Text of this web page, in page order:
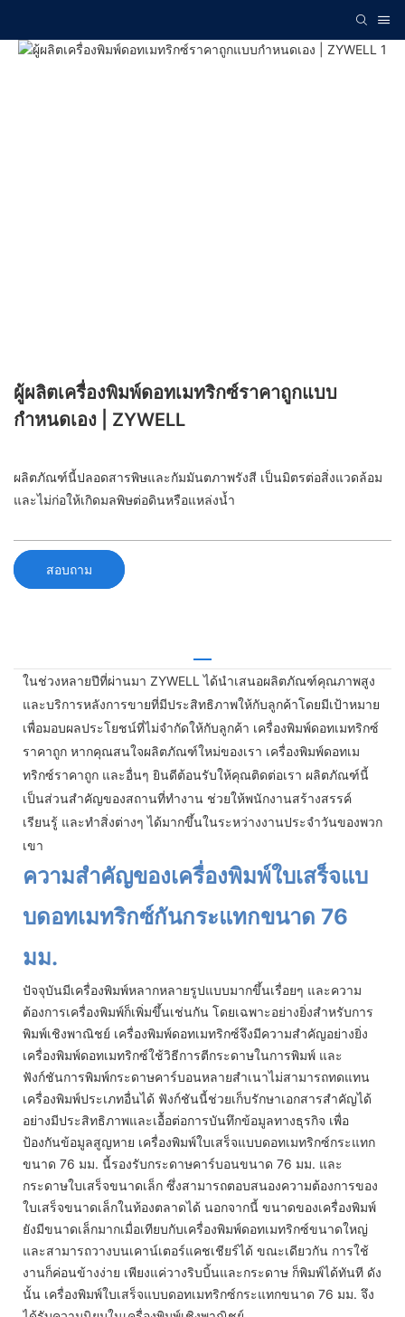
ผู้ผลิตเครื่องพิมพ์ดอทเมทริกซ์ราคาถูกแบบ
กำหนดเอง | ZYWELL
ผลิตภัณฑ์นี้ปลอดสารพิษและกัมมันตภาพรังสี เป็นมิตรต่อสิ่งแวดล้อม
และไม่ก่อให้เกิดมลพิษต่อดินหรือแหล่งน้ำ
สอบถาม
ในช่วงหลายปีที่ผ่านมา ZYWELL ได้นำเสนอผลิตภัณฑ์คุณภาพสูง
และบริการหลังการขายที่มีประสิทธิภาพให้กับลูกค้าโดยมีเป้าหมาย
เพื่อมอบผลประโยชน์ที่ไม่จำกัดให้กับลูกค้า เครื่องพิมพ์ดอทเมทริกซ์
ราคาถูก หากคุณสนใจผลิตภัณฑ์ใหม่ของเรา เครื่องพิมพ์ดอทเม
ทริกซ์ราคาถูก และอื่นๆ ยินดีต้อนรับให้คุณติดต่อเรา ผลิตภัณฑ์นี้
เป็นส่วนสำคัญของสถานที่ทำงาน ช่วยให้พนักงานสร้างสรรค์
เรียนรู้ และทำสิ่งต่างๆ ได้มากขึ้นในระหว่างงานประจำวันของพวก
เขา
ความสำคัญของเครื่องพิมพ์ใบเสร็จแบ
บดอทเมทริกซ์กันกระแทกขนาด 76
มม.
ปัจจุบันมีเครื่องพิมพ์หลากหลายรูปแบบมากขึ้นเรื่อยๆ และความ
ต้องการเครื่องพิมพ์ก็เพิ่มขึ้นเช่นกัน โดยเฉพาะอย่างยิ่งสำหรับการ
พิมพ์เชิงพาณิชย์ เครื่องพิมพ์ดอทเมทริกซ์จึงมีความสำคัญอย่างยิ่ง
เครื่องพิมพ์ดอทเมทริกซ์ใช้วิธีการตีกระดาษในการพิมพ์ และ
ฟังก์ชันการพิมพ์กระดาษคาร์บอนหลายสำเนาไม่สามารถทดแทน
เครื่องพิมพ์ประเภทอื่นได้ ฟังก์ชันนี้ช่วยเก็บรักษาเอกสารสำคัญได้
อย่างมีประสิทธิภาพและเอื้อต่อการบันทึกข้อมูลทางธุรกิจ เพื่อ
ป้องกันข้อมูลสูญหาย เครื่องพิมพ์ใบเสร็จแบบดอทเมทริกซ์กระแทก
ขนาด 76 มม. นี้รองรับกระดาษคาร์บอนขนาด 76 มม. และ
กระดาษใบเสร็จขนาดเล็ก ซึ่งสามารถตอบสนองความต้องการของ
ใบเสร็จขนาดเล็กในท้องตลาดได้ นอกจากนี้ ขนาดของเครื่องพิมพ์
ยังมีขนาดเล็กมากเมื่อเทียบกับเครื่องพิมพ์ดอทเมทริกซ์ขนาดใหญ่
และสามารถวางบนเคาน์เตอร์แคชเชียร์ได้ ขณะเดียวกัน การใช้
งานก็ค่อนข้างง่าย เพียงแค่วางริบบิ้นและกระดาษ ก็พิมพ์ได้ทันที ดัง
นั้น เครื่องพิมพ์ใบเสร็จแบบดอทเมทริกซ์กระแทกขนาด 76 มม. จึง